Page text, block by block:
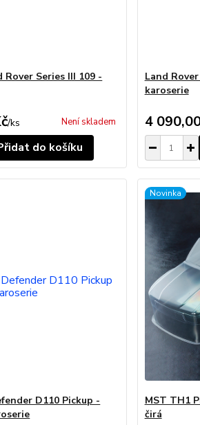
Rover Series III 109 -
/ks Není skladem
do košíku
Land
karoserie
4
D110 Pickup -
Novinka
MST TH1
čirá